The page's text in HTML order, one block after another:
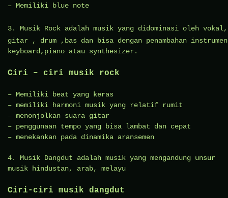
– Memiliki blue note
3. Musik Rock adalah musik yang didominasi oleh vokal,
gitar , drum ,bas dan bisa dengan penambahan instrumen
keyboard,piano atau synthesizer.
Ciri – ciri musik rock
– Memiliki beat yang keras
– memiliki harmoni musik yang relatif rumit
– menonjolkan suara gitar
– penggunaan tempo yang bisa lambat dan cepat
– menekankan pada dinamika aransemen
4. Musik Dangdut adalah musik yang mengandung unsur
musik hindustan, arab, melayu
Ciri-ciri musik dangdut